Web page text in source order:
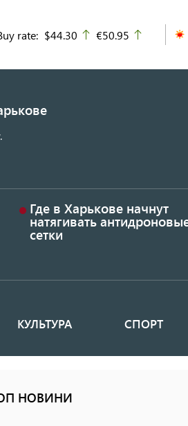
rate: $44.30 up
€50.95
Где в Харькове начнут
натягивать
сетки
КУЛЬТУРА СПОРТ
НОВИНИ